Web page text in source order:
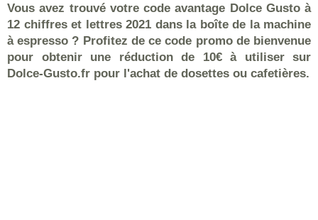
Vous avez trouvé votre code avantage Dolce Gusto à
12 chiffres et lettres 2021 dans la boîte de la machine
à espresso ? Profitez de ce code promo de bienvenue
pour obtenir une réduction de 10€ à utiliser sur
Dolce-Gusto.fr pour l'achat de dosettes ou cafetières.